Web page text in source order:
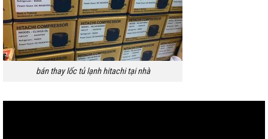
bán thay lốc tủ lạnh hitachi tại nhà